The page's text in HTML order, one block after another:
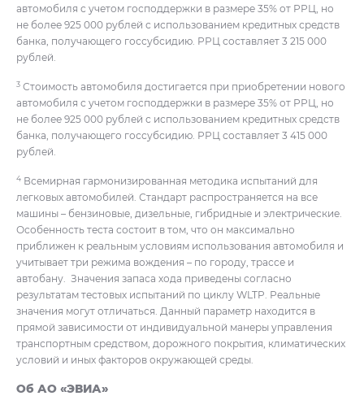
автомобиля с учетом господдержки в размере 35% от РРЦ, но
не более 925 000 рублей с использованием кредитных средств
банка, получающего госсубсидию. РРЦ составляет 3 215 000
рублей.
3 Стоимость автомобиля достигается при приобретении нового
автомобиля с учетом господдержки в размере 35% от РРЦ, но
не более 925 000 рублей с использованием кредитных средств
банка, получающего госсубсидию. РРЦ составляет 3 415 000
рублей.
4 Всемирная гармонизированная методика испытаний для
легковых автомобилей. Стандарт распространяется на все
машины – бензиновые, дизельные, гибридные и электрические.
Особенность теста состоит в том, что он максимально
приближен к реальным условиям использования автомобиля и
учитывает три режима вождения – по городу, трассе и
автобану. Значения запаса хода приведены согласно
результатам тестовых испытаний по циклу WLTP. Реальные
значения могут отличаться. Данный параметр находится в
прямой зависимости от индивидуальной манеры управления
транспортным средством, дорожного покрытия, климатических
условий и иных факторов окружающей среды.
Об АО «ЭВИА»